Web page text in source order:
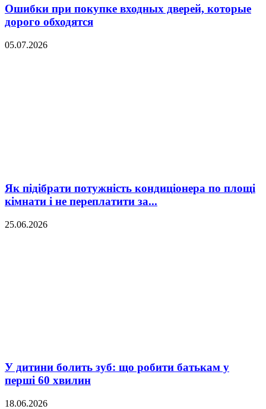
Ошибки при покупке входных дверей, которые
дорого обходятся
05.07.2026
Як підібрати потужність кондиціонера по площі
кімнати і не переплатити за...
25.06.2026
У дитини болить зуб: що робити батькам у
перші 60 хвилин
18.06.2026